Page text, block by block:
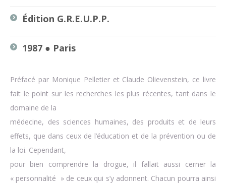
Édition G.R.E.U.P.P.
1987 ● Paris
Préfacé par Monique Pelletier et Claude Olievenstein, ce livre
fait le point sur les recherches les plus récentes, tant dans le
domaine de la
médecine, des sciences humaines, des produits et de leurs
effets, que dans ceux de l’éducation et de la prévention ou de
la loi. Cependant,
pour bien comprendre la drogue, il fallait aussi cerner la
« personnalité » de ceux qui s’y adonnent. Chacun pourra ainsi